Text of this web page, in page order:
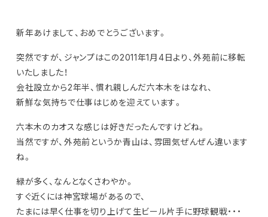
新年あけまして、おめでとうございます。
突然ですが、ジャンプはこの2011年1月4日より、外苑前に移転
いたしました！
会社設立から2年半、慣れ親しんだ六本木をはなれ、
新鮮な気持ちで仕事はじめを迎えています。
六本木のカオスな感じは好きだったんですけどね。
当然ですが、外苑前というか青山は、雰囲気ぜんぜん違います
ね。
緑が多く、なんとなくさわやか。
すぐ近くには神宮球場があるので、
たまには早く仕事を切り上げて生ビール片手に野球観戦・・・